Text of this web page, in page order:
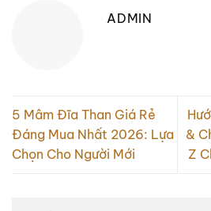
ADMIN
5 Mâm Đĩa Than Giá Rẻ
Đáng Mua Nhất 2026: Lựa
Chọn Cho Người Mới
&
Z